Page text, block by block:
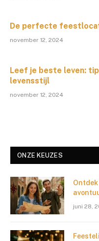
De perfecte
november 12, 2024
Leef je beste leven:
levensstijl
november 12, 2024
ONZE KEUZES
juni 28,